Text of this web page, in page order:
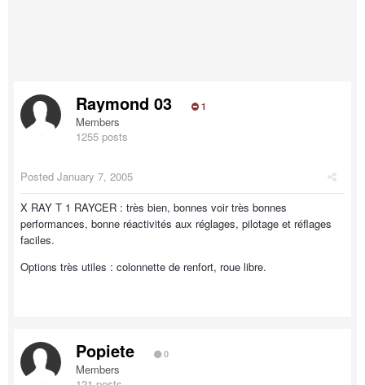
Raymond 03 1
Members
1255 posts
Posted January 7, 2005
X RAY T 1 RAYCER : très bien, bonnes voir très bonnes
performances, bonne réactivités aux réglages, pilotage et réflages
faciles.
Options très utiles : colonnette de renfort, roue libre.
Popiete 0
Members